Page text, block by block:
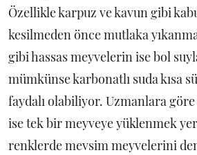
Özellikle karpuz ve kavun gibi
kesilmeden önce mutlaka
gibi hassas meyvelerin ise bol
mümkünse karbonatlı suda kısa
faydalı olabiliyor. Uzmanlara
ise tek bir meyveye yüklenmek
renklerde mevsim meyvelerini